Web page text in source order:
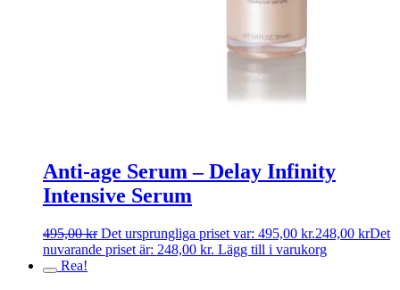
Anti-age Serum – Delay Infinity
Intensive Serum
495,00kr Det ursprungliga priset var: 495,00 kr.248,00 krDet
nuvarande priset är: 248,00 kr. Lägg till i varukorg
Rea!